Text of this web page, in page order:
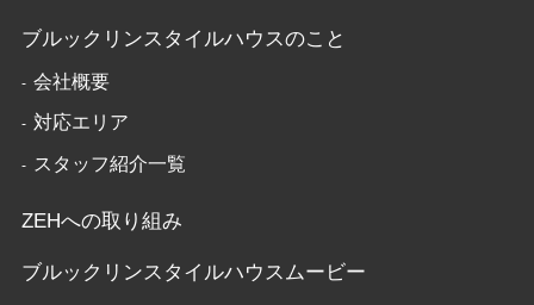
ブルックリンスタイルハウスのこと
会社概要
対応エリア
スタッフ紹介一覧
ZEHへの取り組み
ブルックリンスタイルハウスムービー